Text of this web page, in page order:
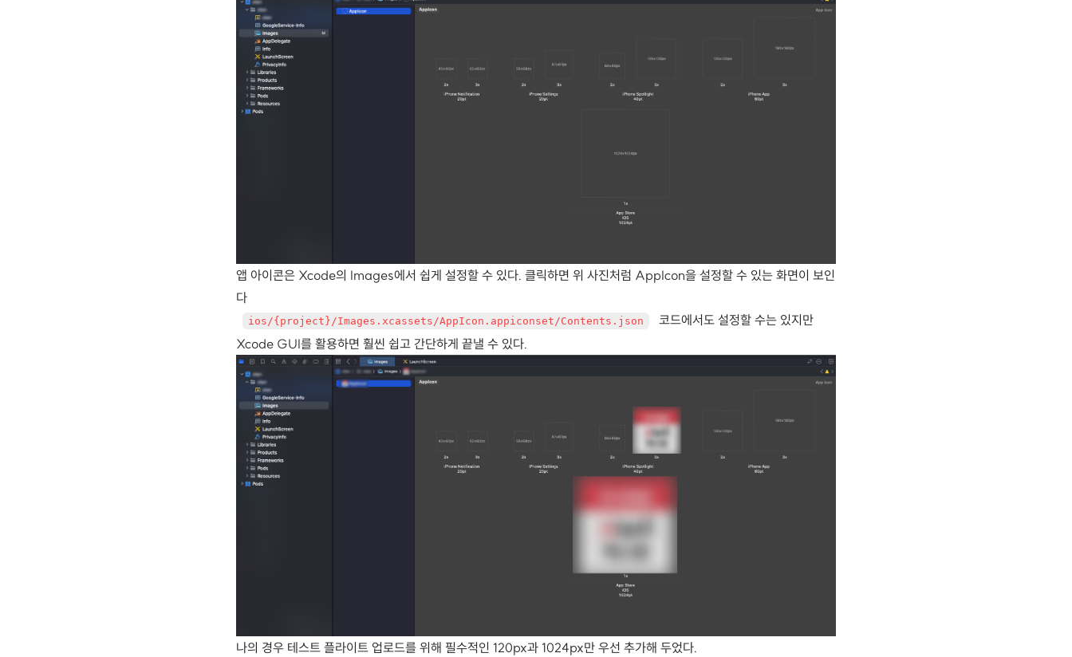
앱 아이콘은 Xcode의 Images에서 쉽게 설정할 수 있다. 클릭하면 위 사진처럼 AppIcon을 설정할 수 있는 화면이 보인
다
ios/{project}/Images.xcassets/AppIcon.appiconset/Contents.json
코드에서도 설정할 수는 있지만
Xcode GUI를 활용하면 훨씬 쉽고 간단하게 끝낼 수 있다.
나의 경우 테스트 플라이트 업로드를 위해 필수적인 120px과 1024px만 우선 추가해 두었다.